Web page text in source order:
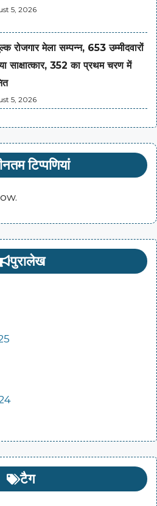
5, 2026
रोजगार मेला सम्पन्न, 653 उम्मीदवारों
साक्षात्कार, 352 का प्रथम चरण में
5, 2026
टिप्पणियां
पुरालेख
टैग